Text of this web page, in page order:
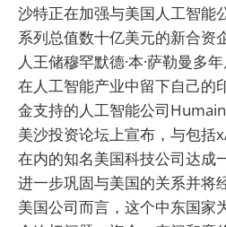
沙特正在加强与美国人工智
系列总值数十亿美元的新合资
人王储穆罕默德·本·萨勒曼多
在人工智能产业中留下自己的
金支持的人工智能公司
美沙投资论坛上宣布，与包括
在内的知名美国科技公司达成
进一步巩固与美国的关系并将
美国公司而言，这个中东国家